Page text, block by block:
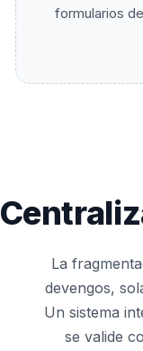
formularios
La
devengos,
Un sistema
se valide